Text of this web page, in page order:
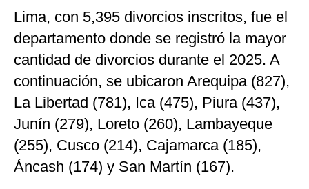
Lima, con 5,395 divorcios inscritos, fue el
departamento donde se registró la mayor
cantidad de divorcios durante el 2025. A
continuación, se ubicaron Arequipa (827),
La Libertad (781), Ica (475), Piura (437),
Junín (279), Loreto (260), Lambayeque
(255), Cusco (214), Cajamarca (185),
Áncash (174) y San Martín (167).